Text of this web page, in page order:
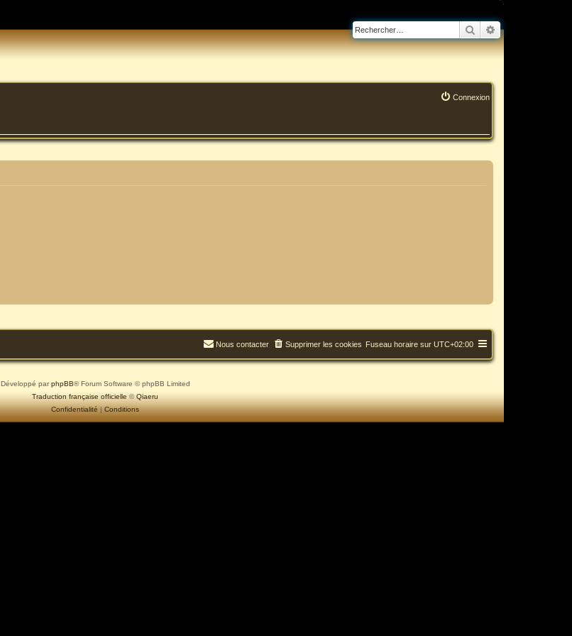
RechercherRecherche
Connexion
Fuseau horaire sur UTC+02:00
Supprimer les cookies
Nous contacter
Développé parphpBB® Forum Software © phpBB Limited
Traduction française officielle ©Qiaeru
Confidentialité|Conditions